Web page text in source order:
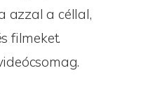
azzal a céllal,
filmeket.